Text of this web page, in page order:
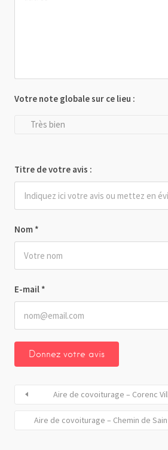
Nom *
E-mail *
Votre note globale sur ce lieu :
Très bien
Titre de votre avis :
Aire de covoiturage – Corenc
Aire de covoiturage – Chemin de